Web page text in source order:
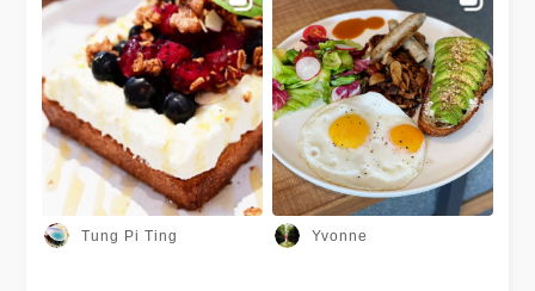
Tung Pi Ting Yvonne